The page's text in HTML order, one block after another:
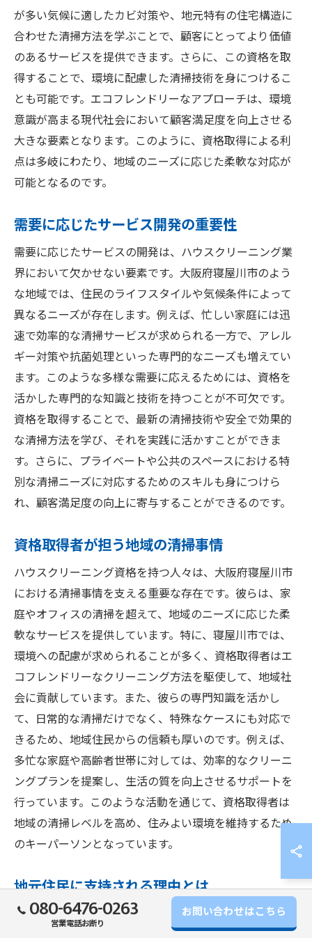
が多い気候に適したカビ対策や、地元特有の住宅構造に
合わせた清掃方法を学ぶことで、顧客にとってより価値
のあるサービスを提供できます。さらに、この資格を取
得することで、環境に配慮した清掃技術を身につけるこ
とも可能です。エコフレンドリーなアプローチは、環境
意識が高まる現代社会において顧客満足度を向上させる
大きな要素となります。このように、資格取得による利
点は多岐にわたり、地域のニーズに応じた柔軟な対応が
可能となるのです。
需要に応じたサービス開発の重要性
需要に応じたサービスの開発は、ハウスクリーニング業
界において欠かせない要素です。大阪府寝屋川市のよう
な地域では、住民のライフスタイルや気候条件によって
異なるニーズが存在します。例えば、忙しい家庭には迅
速で効率的な清掃サービスが求められる一方で、アレル
ギー対策や抗菌処理といった専門的なニーズも増えてい
ます。このような多様な需要に応えるためには、資格を
活かした専門的な知識と技術を持つことが不可欠です。
資格を取得することで、最新の清掃技術や安全で効果的
な清掃方法を学び、それを実践に活かすことができま
す。さらに、プライベートや公共のスペースにおける特
別な清掃ニーズに対応するためのスキルも身につけら
れ、顧客満足度の向上に寄与することができるのです。
資格取得者が担う地域の清掃事情
ハウスクリーニング資格を持つ人々は、大阪府寝屋川市
における清掃事情を支える重要な存在です。彼らは、家
庭やオフィスの清掃を超えて、地域のニーズに応じた柔
軟なサービスを提供しています。特に、寝屋川市では、
環境への配慮が求められることが多く、資格取得者はエ
コフレンドリーなクリーニング方法を駆使して、地域社
会に貢献しています。また、彼らの専門知識を活かし
て、日常的な清掃だけでなく、特殊なケースにも対応で
きるため、地域住民からの信頼も厚いのです。例えば、
多忙な家庭や高齢者世帯に対しては、効率的なクリーニ
ングプランを提案し、生活の質を向上させるサポートを
行っています。このような活動を通じて、資格取得者は
地域の清掃レベルを高め、住みよい環境を維持するため
のキーパーソンとなっています。
地元住民に支持される理由とは
ハウスクリーニング資格を持つ人々が地元住民に支持さ
080-6476-0263
営業電話お断り
お問い合わせはこちら